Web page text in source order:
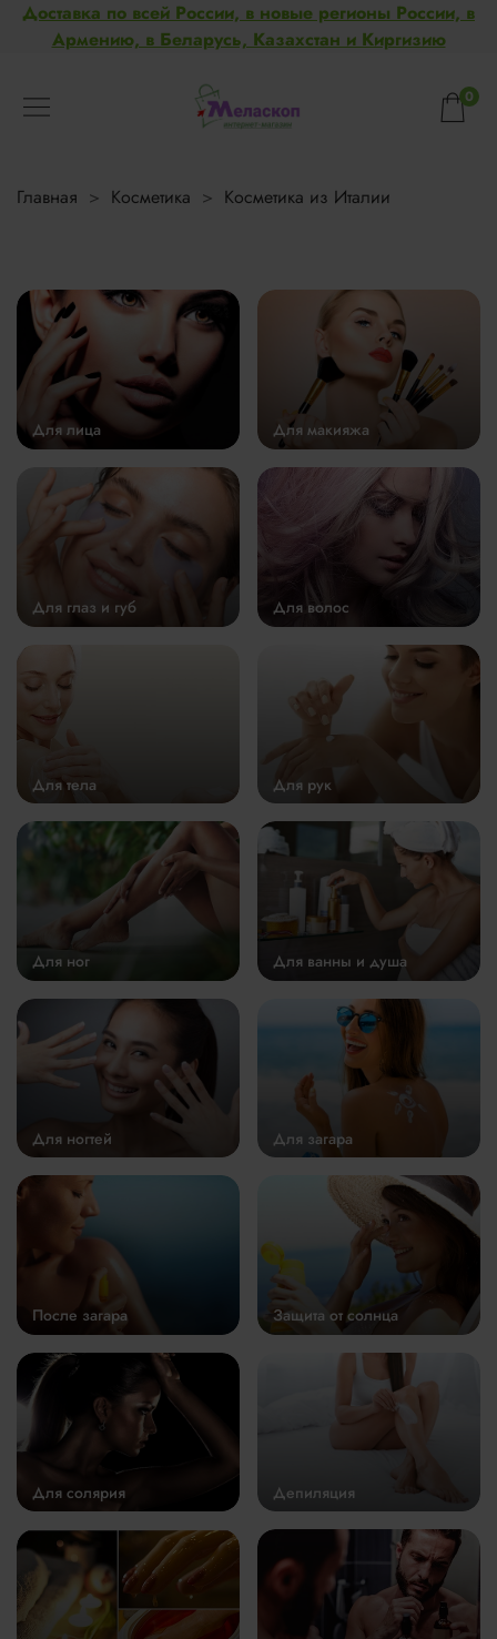
Доставка по всей России, в новые регионы России, в
Армению, в Беларусь, Казахстан и Киргизию
0
Главная Косметика Косметика из Италии
Для лица Для макияжа
Для глаз и губ Для волос
Для тела Для рук
Для ног Для ванны и душа
Для ногтей Для загара
После загара Защита от солнца
Для солярия Депиляция